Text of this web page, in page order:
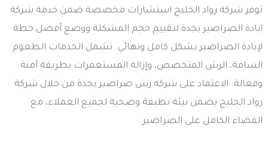
توفر شركة رواد الخليج استشارات مخصصة ضمن خدمة شركة
ابادة الصراصير بجدة لتقييم حجم المشكلة ووضع أفضل خطة
لإبادة الصراصير بشكل كامل ونهائي. تشمل الخدمات الطعوم
السامة، الرش المتخصص، وإزالة المستعمرات بطريقة آمنة
وفعالة. الاعتماد على شركه رش صراصير بجدة من خلال شركة
رواد الخليج يضمن بيئة نظيفة وصحية لجميع العملاء، مع
القضاء الكامل على الصراصير.